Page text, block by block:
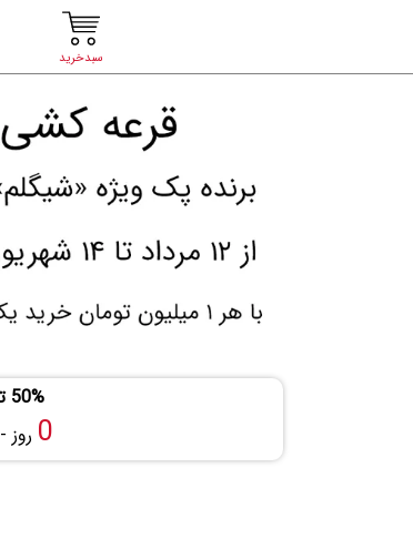
سبدخرید
50% تخفیف همه محصولات ویژه تابستان
0 روز -